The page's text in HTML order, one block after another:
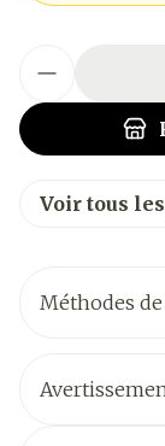
Voir tous
Méthodes